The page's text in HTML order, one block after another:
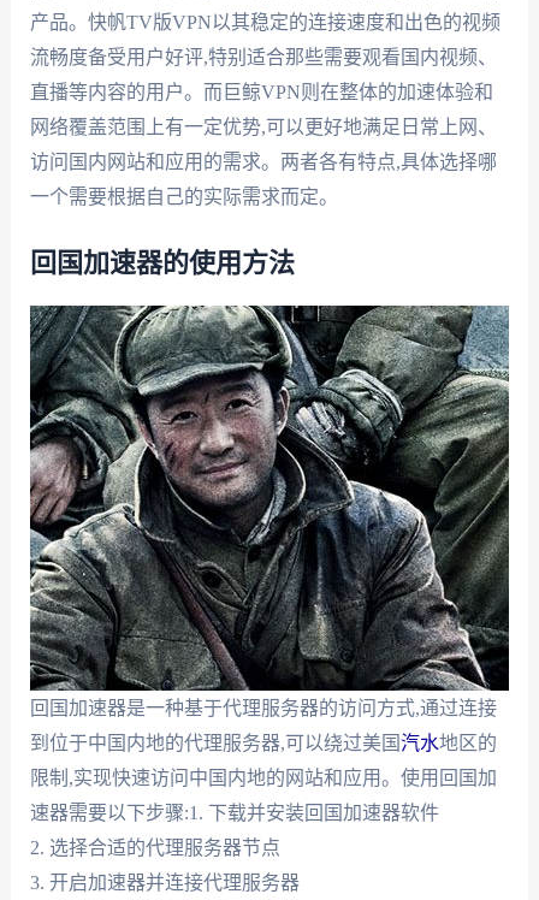
产品。快帆TV版VPN以其稳定的连接速度和出色的视频
流畅度备受用户好评,特别适合那些需要观看国内视频、
直播等内容的用户。而巨鲸VPN则在整体的加速体验和
网络覆盖范围上有一定优势,可以更好地满足日常上网、
访问国内网站和应用的需求。两者各有特点,具体选择哪
一个需要根据自己的实际需求而定。
回国加速器的使用方法
回国加速器是一种基于代理服务器的访问方式,通过连接
到位于中国内地的代理服务器,可以绕过美国汽水地区的
限制,实现快速访问中国内地的网站和应用。使用回国加
速器需要以下步骤:1. 下载并安装回国加速器软件
2. 选择合适的代理服务器节点
3. 开启加速器并连接代理服务器